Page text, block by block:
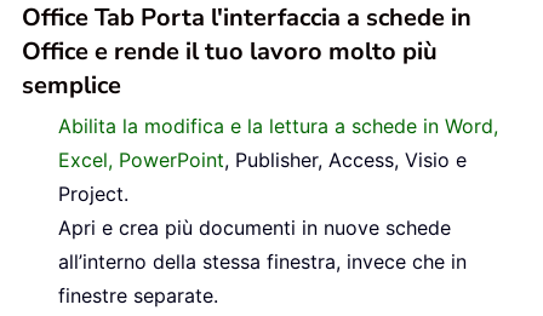
Office Tab Porta l'interfaccia a schede in
Office e rende il tuo lavoro molto più
semplice
Abilita la modifica e la lettura a schede in Word,
Excel, PowerPoint, Publisher, Access, Visio e
Project.
Apri e crea più documenti in nuove schede
all’interno della stessa finestra, invece che in
finestre separate.